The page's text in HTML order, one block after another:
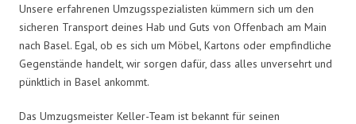
Unsere erfahrenen Umzugsspezialisten kümmern sich um den
sicheren Transport deines Hab und Guts von Offenbach am Main
nach Basel. Egal, ob es sich um Möbel, Kartons oder empfindliche
Gegenstände handelt, wir sorgen dafür, dass alles unversehrt und
pünktlich in Basel ankommt.
Das Umzugsmeister Keller-Team ist bekannt für seinen